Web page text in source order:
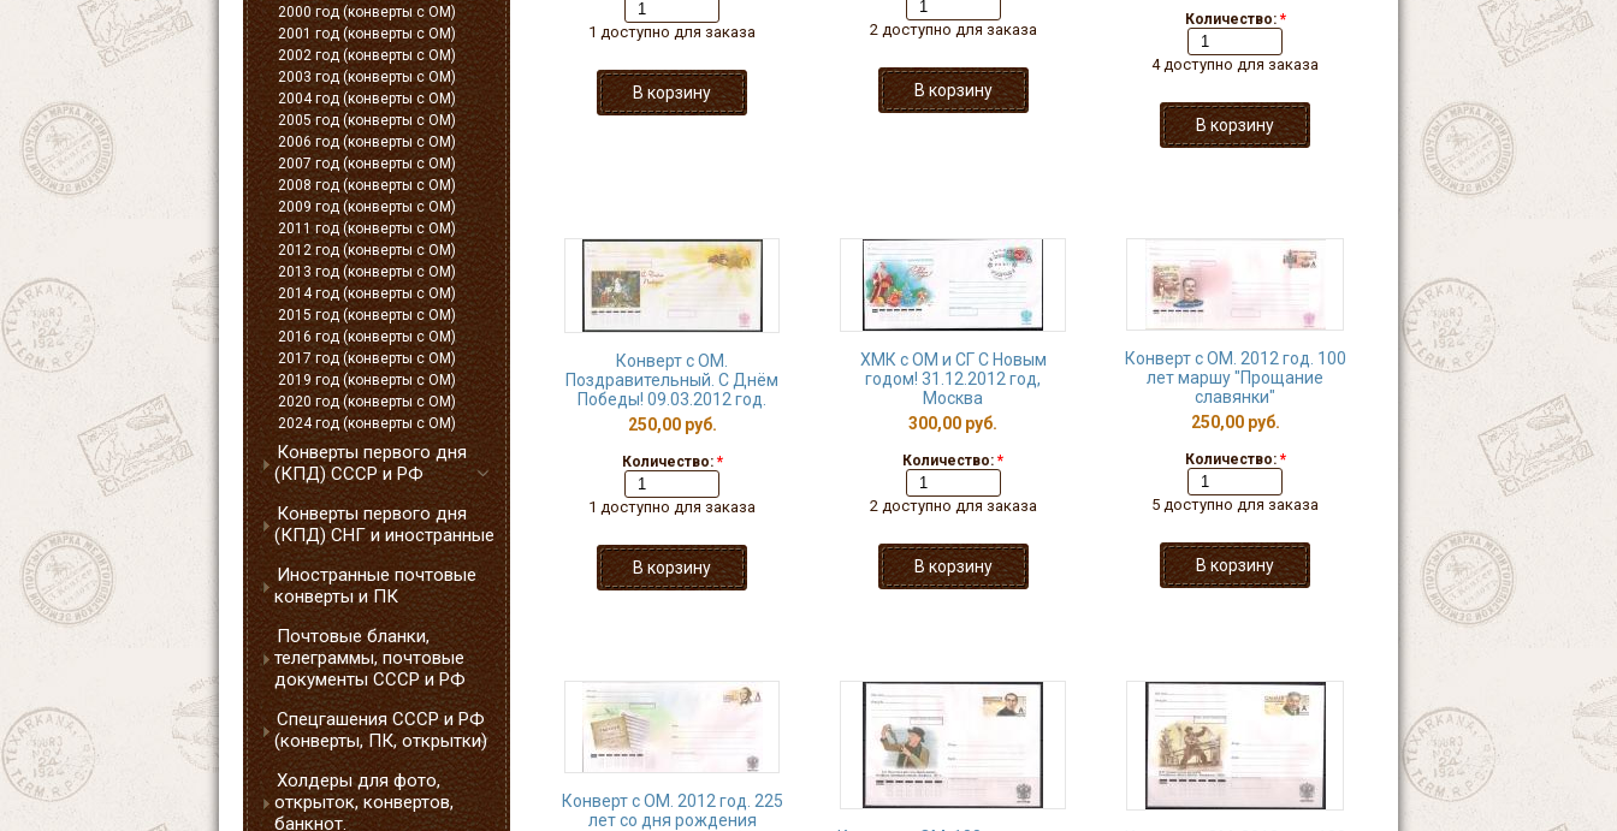
2000 год (конверты с ОМ)
2001 год (конверты с ОМ)
2002 год (конверты с ОМ)
2003 год (конверты с ОМ)
2004 год (конверты с ОМ)
2005 год (конверты с ОМ)
2006 год (конверты с ОМ)
2007 год (конверты с ОМ)
2008 год (конверты с ОМ)
2009 год (конверты с ОМ)
2011 год (конверты с ОМ)
2012 год (конверты с ОМ)
2013 год (конверты с ОМ)
2014 год (конверты с ОМ)
2015 год (конверты с ОМ)
2016 год (конверты с ОМ)
2017 год (конверты с ОМ)
2019 год (конверты с ОМ)
2020 год (конверты с ОМ)
2024 год (конверты с ОМ)
Конверты первого дня
(КПД) СССР и РФ
Конверты первого дня
(КПД) СНГ и иностранные
Иностранные почтовые
конверты и ПК
Почтовые бланки,
телеграммы, почтовые
документы СССР и РФ
Спецгашения СССР и РФ
(конверты, ПК, открытки)
Холдеры для фото,
открыток, конвертов,
банкнот.
1 доступно для заказа 2 доступно для заказа
Количество: *
4 доступно для заказа
Конверт с ОМ.
Поздравительный. С Днём
Победы! 09.03.2012 год.
250,00 руб.
Количество: *
1 доступно для заказа
ХМК с ОМ и СГ С Новым
годом! 31.12.2012 год,
Москва
300,00 руб.
Количество: *
2 доступно для заказа
Конверт с ОМ. 2012 год. 100
лет маршу "Прощание
славянки"
250,00 руб.
Количество: *
5 доступно для заказа
Конверт с ОМ. 2012 год. 225
лет со дня рождения